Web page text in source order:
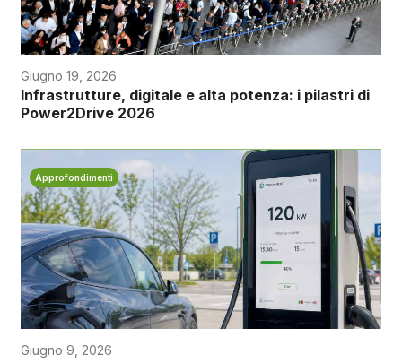
Giugno 19, 2026
Infrastrutture, digitale e alta potenza: i pilastri di
Power2Drive 2026
Approfondimenti
Giugno 9, 2026